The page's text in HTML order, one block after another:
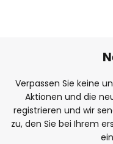
Verpassen Sie keine
Aktionen und die
registrieren und wir
zu, den Sie bei Ihrem